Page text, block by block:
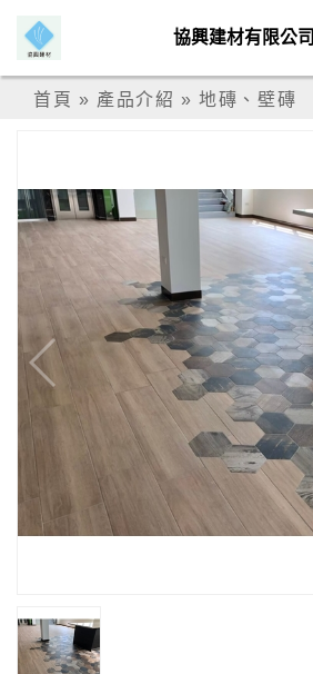
協興建材有限公司
首頁 » 產品介紹 »地磚、壁磚